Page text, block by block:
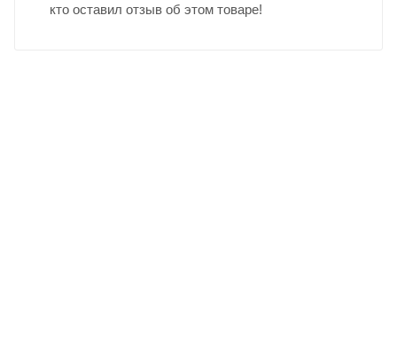
кто оставил отзыв об этом товаре!